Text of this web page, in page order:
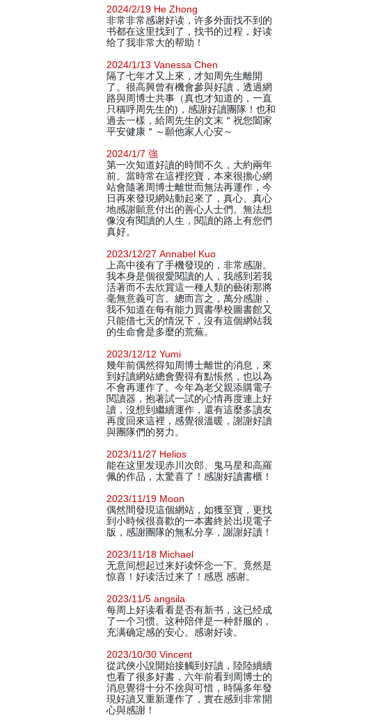
2024/2/19 He Zhong
非常非常感谢好读，许多外面找不到的
书都在这里找到了，找书的过程，好读
给了我非常大的帮助！
2024/1/13 Vanessa Chen
隔了七年才又上來，才知周先生離開
了。很高興曾有機會參與好讀，透過網
路與周博士共事（真也才知道的，一直
只稱呼周先生的)，感謝好讀團隊！也和
過去一樣，給周先生的文末＂祝您闔家
平安健康＂～願他家人心安～
2024/1/7 強
第一次知道好讀的時間不久，大約兩年
前。當時常在這裡挖寶，本來很擔心網
站會隨著周博士離世而無法再運作，今
日再來發現網站動起來了，真心、真心
地感謝願意付出的善心人士們。無法想
像沒有閱讀的人生，閱讀的路上有您們
真好。
2023/12/27 Annabel Kuo
上高中後有了手機發現的，非常感謝。
我本身是個很愛閱讀的人，我感到若我
活著而不去欣賞這一種人類的藝術那將
毫無意義可言。總而言之，萬分感謝，
我不知道在每有能力買書學校圖書館又
只能借七天的情況下，沒有這個網站我
的生命會是多麼的荒蕪。
2023/12/12 Yumi
幾年前偶然得知周博士離世的消息，來
到好讀網站總會覺得有點悵然，也以為
不會再運作了。今年為老父親添購電子
閱讀器，抱著試一試的心情再度連上好
讀，沒想到繼續運作，還有這麼多讀友
再度回來這裡，感覺很溫暖，謝謝好讀
與團隊們的努力。
2023/11/27 Helios
能在这里发现赤川次郎、鬼马星和高羅
佩的作品，太驚喜了！感謝好讀書櫃！
2023/11/19 Moon
偶然間發現這個網站，如獲至寶，更找
到小時候很喜歡的一本書終於出現電子
版，感謝團隊的無私分享，謝謝好讀！
2023/11/18 Michael
无意间想起过来好读怀念一下。竟然是
惊喜！好读活过来了！感恩 感谢。
2023/11/5 angsila
每周上好读看看是否有新书，这已经成
了一个习惯。这种陪伴是一种舒服的，
充满确定感的安心。感谢好读。
2023/10/30 Vincent
從武俠小說開始接觸到好讀，陸陸續續
也看了很多好書，六年前看到周博士的
消息覺得十分不捨與可惜，時隔多年發
現好讀又重新運作了，實在感到非常開
心與感謝！